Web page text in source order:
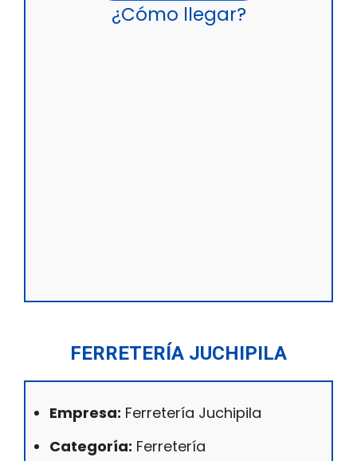
¿Cómo llegar?
FERRETERÍA JUCHIPILA
Empresa: Ferretería Juchipila
Categoría: Ferretería